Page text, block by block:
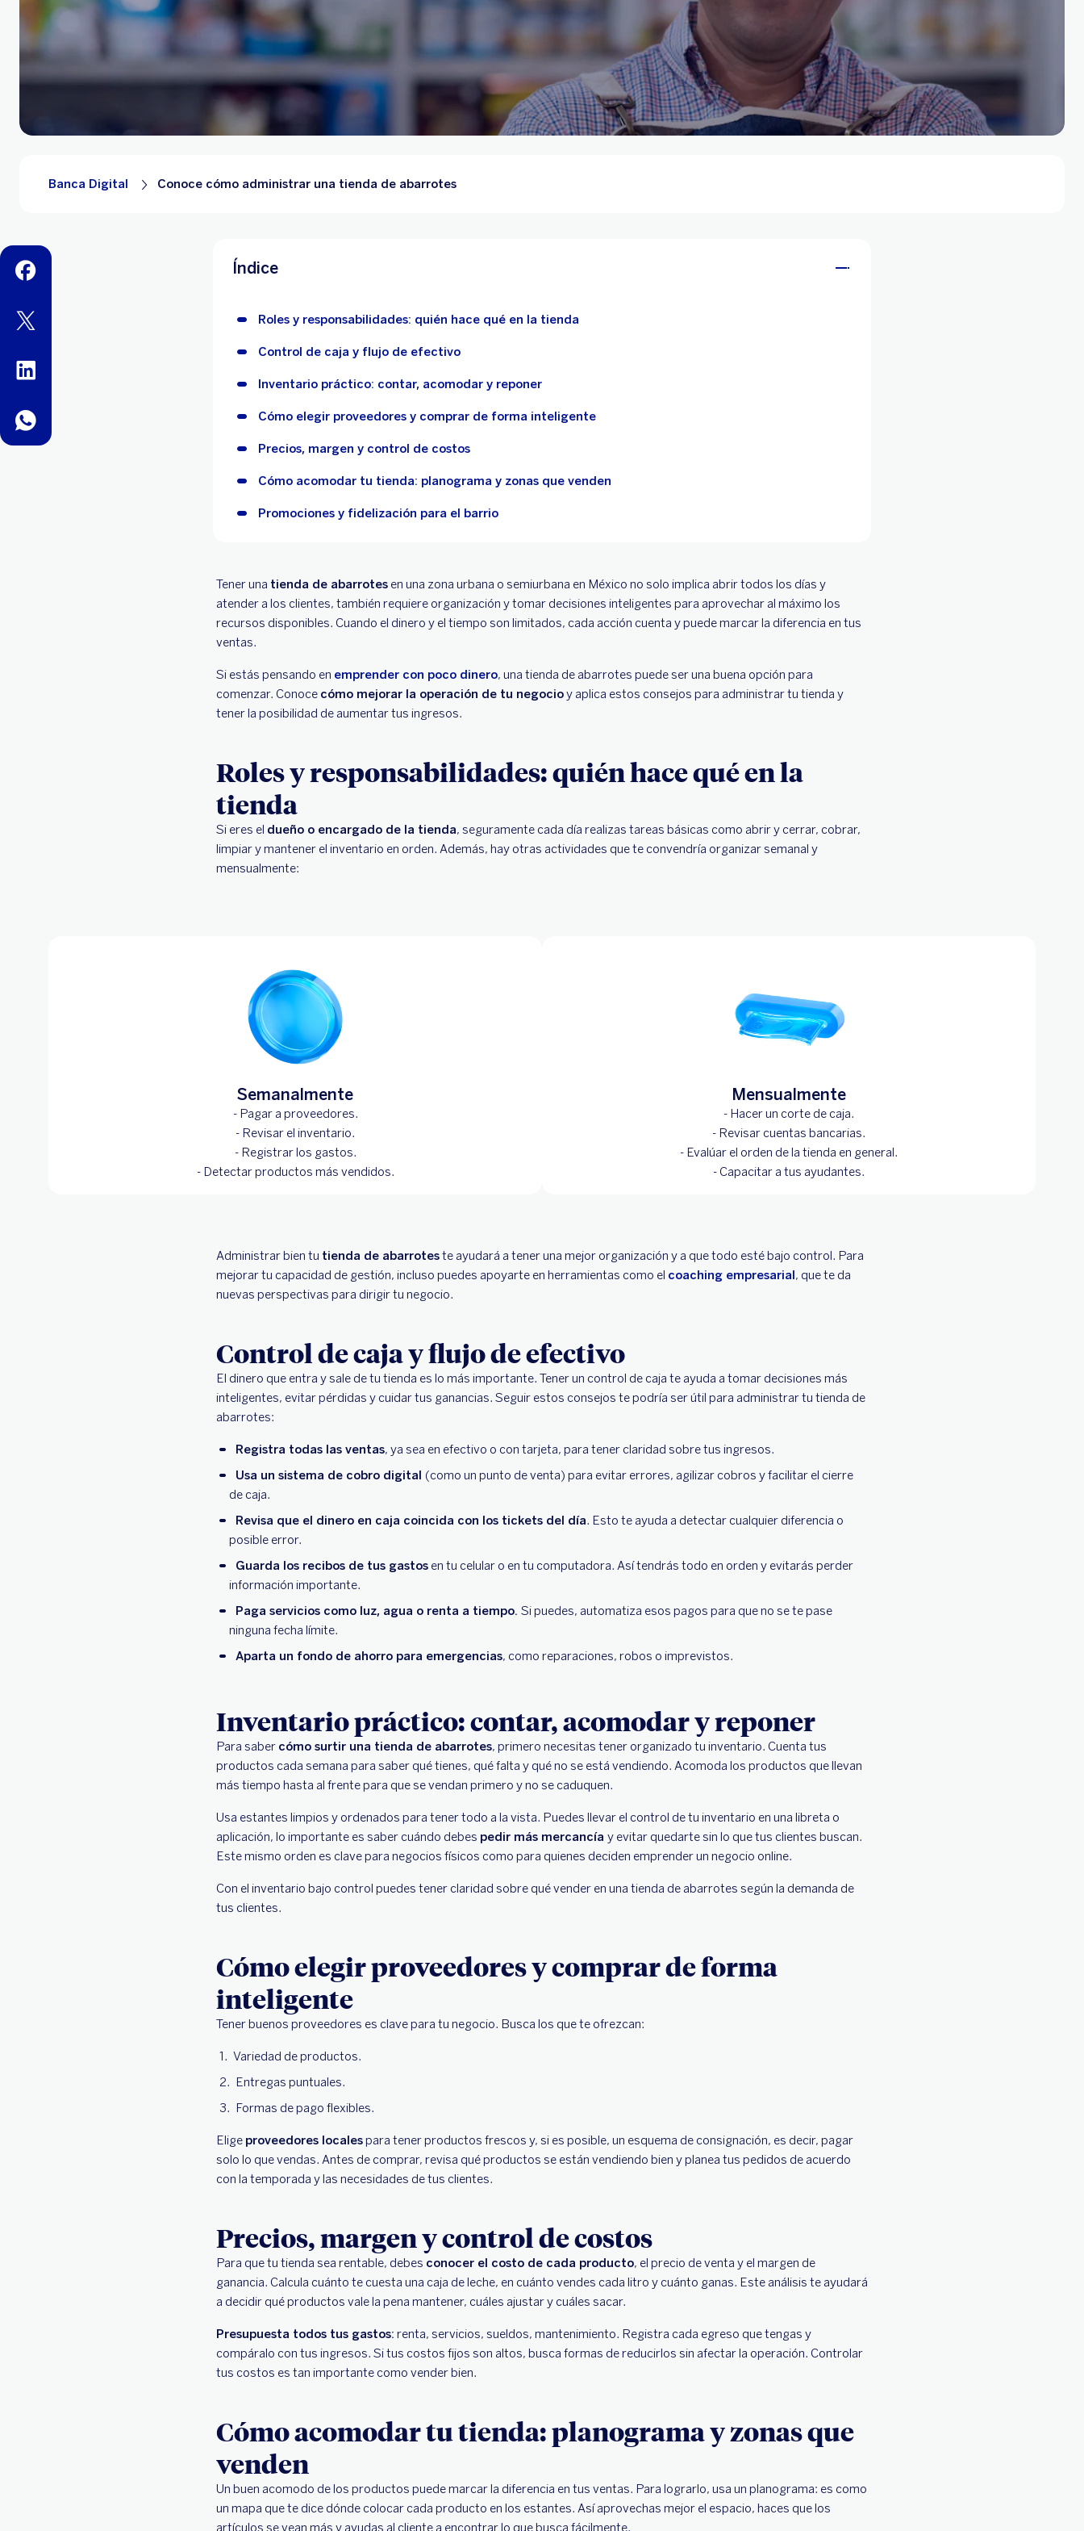
facebook
twitter
linkedin
whatsapp
Banca Digital Conoce cómo administrar una tienda de abarrotes
Índice
Roles y responsabilidades: quién hace qué en la tienda
Control de caja y flujo de efectivo
Inventario práctico: contar, acomodar y reponer
Cómo elegir proveedores y comprar de forma inteligente
Precios, margen y control de costos
Cómo acomodar tu tienda: planograma y zonas que venden
Promociones y fidelización para el barrio
Tener una tienda de abarrotes en una zona urbana o semiurbana en México no solo implica abrir todos los días y
atender a los clientes, también requiere organización y tomar decisiones inteligentes para aprovechar al máximo los
recursos disponibles. Cuando el dinero y el tiempo son limitados, cada acción cuenta y puede marcar la diferencia en tus
ventas.
Si estás pensando en emprender con poco dinero, una tienda de abarrotes puede ser una buena opción para
comenzar. Conoce cómo mejorar la operación de tu negocioy aplica estos consejos para administrar tu tienda y
tener la posibilidad de aumentar tus ingresos.
Roles y responsabilidades: quién hace qué en la
tienda
Si eres el dueño o encargado de la tienda, seguramente cada día realizas tareas básicas como abrir y cerrar, cobrar,
limpiar y mantener el inventario en orden. Además, hay otras actividades que te convendría organizar semanal y
mensualmente:
Semanalmente
- Pagar a proveedores.
- Revisar el inventario.
- Registrar los gastos.
- Detectar productos más vendidos.
Mensualmente
- Hacer un corte de caja.
- Revisar cuentas bancarias.
- Evalúar el orden de la tienda en general.
- Capacitar a tus ayudantes.
Administrar bien tu tienda de abarroteste ayudará a tener una mejor organización y a que todo esté bajo control. Para
mejorar tu capacidad de gestión, incluso puedes apoyarte en herramientas como el coaching empresarial, que te da
nuevas perspectivas para dirigir tu negocio.
Control de caja y flujo de efectivo
El dinero que entra y sale de tu tienda es lo más importante. Tener un control de caja te ayuda a tomar decisiones más
inteligentes, evitar pérdidas y cuidar tus ganancias. Seguir estos consejos te podría ser útil para administrar tu tienda de
abarrotes:
Registra todas las ventas, ya sea en efectivo o con tarjeta, para tener claridad sobre tus ingresos.
Usa un sistema de cobro digital (como un punto de venta) para evitar errores, agilizar cobros y facilitar el cierre
de caja.
Revisa que el dinero en caja coincida con los tickets del día. Esto te ayuda a detectar cualquier diferencia o
posible error.
Guarda los recibos de tus gastos en tu celular o en tu computadora. Así tendrás todo en orden y evitarás perder
información importante.
Paga servicios como luz, agua o renta a tiempo. Si puedes, automatiza esos pagos para que no se te pase
ninguna fecha límite.
Aparta un fondo de ahorro para emergencias, como reparaciones, robos o imprevistos.
Inventario práctico: contar, acomodar y reponer
Para saber cómo surtir una tienda de abarrotes, primero necesitas tener organizado tu inventario. Cuenta tus
productos cada semana para saber qué tienes, qué falta y qué no se está vendiendo. Acomoda los productos que llevan
más tiempo hasta al frente para que se vendan primero y no se caduquen.
Usa estantes limpios y ordenados para tener todo a la vista. Puedes llevar el control de tu inventario en una libreta o
aplicación, lo importante es saber cuándo debes pedir más mercancía y evitar quedarte sin lo que tus clientes buscan.
Este mismo orden es clave para negocios físicos como para quienes deciden emprender un negocio online.
Con el inventario bajo control puedes tener claridad sobre qué vender en una tienda de abarrotes según la demanda de
tus clientes.
Cómo elegir proveedores y comprar de forma
inteligente
Tener buenos proveedores es clave para tu negocio. Busca los que te ofrezcan:
Variedad de productos.
Entregas puntuales.
Formas de pago flexibles.
Elige proveedores localespara tener productos frescos y, si es posible, un esquema de consignación, es decir, pagar
solo lo que vendas. Antes de comprar, revisa qué productos se están vendiendo bien y planea tus pedidos de acuerdo
con la temporada y las necesidades de tus clientes.
Precios, margen y control de costos
Para que tu tienda sea rentable, debes conocer el costo de cada producto, el precio de venta y el margen de
ganancia. Calcula cuánto te cuesta una caja de leche, en cuánto vendes cada litro y cuánto ganas. Este análisis te ayudará
a decidir qué productos vale la pena mantener, cuáles ajustar y cuáles sacar.
Presupuesta todos tus gastos: renta, servicios, sueldos, mantenimiento. Registra cada egreso que tengas y
compáralo con tus ingresos. Si tus costos fijos son altos, busca formas de reducirlos sin afectar la operación. Controlar
tus costos es tan importante como vender bien.
Cómo acomodar tu tienda: planograma y zonas que
venden
Un buen acomodo de los productos puede marcar la diferencia en tus ventas. Para lograrlo, usa un planograma: es como
un mapa que te dice dónde colocar cada producto en los estantes. Así aprovechas mejor el espacio, haces que los
artículos se vean más y ayudas al cliente a encontrar lo que busca fácilmente.